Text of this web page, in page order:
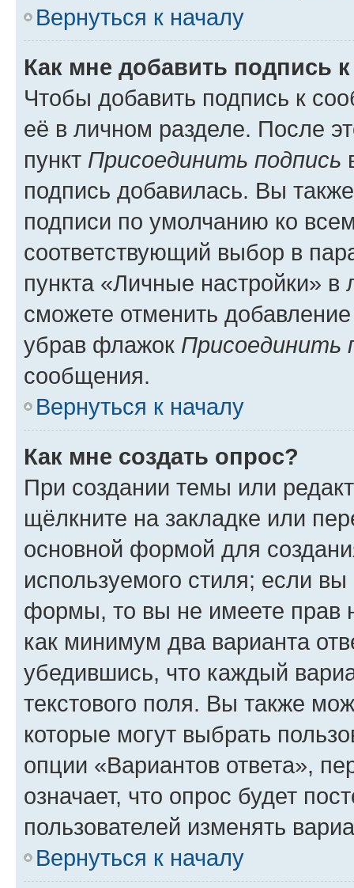
Вернуться к началу
Как мне добавить подпись
Чтобы добавить подпись к
её в личном разделе. После
пункт Присоединить подпись
подпись добавилась. Вы
подписи по умолчанию ко
соответствующий выбор в
пункта «Личные настройки»
сможете отменить
убрав флажок Присоединить
сообщения.
Вернуться к началу
Как мне создать опрос?
При создании темы или
щёлкните на закладке или
основной формой для
используемого стиля; если
формы, то вы не имеете прав
как минимум два варианта
убедившись, что каждый
текстового поля. Вы также
которые могут выбрать
опции «Вариантов ответа»,
означает, что опрос будет
пользователей изменять
Вернуться к началу